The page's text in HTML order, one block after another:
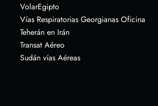
VolarEgipto
Vías Respiratorias Georgianas Oficina
Teherán en Irán
Transat Aéreo
Sudán vías Aéreas